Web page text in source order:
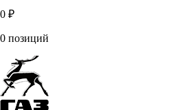
0 ₽
0 позиций